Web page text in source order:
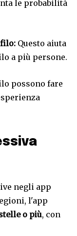
le probabilità
Questo aiuta
a più persone.
possono fare
negli app
l'app
o più, con